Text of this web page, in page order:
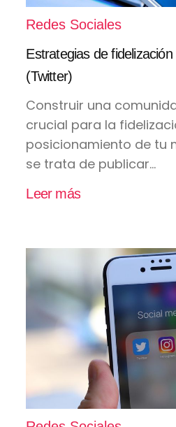
Redes Sociales
Estrategias de
(Twitter)
Construir una
crucial para la
posicionamiento de tu
se trata de publicar...
Leer más